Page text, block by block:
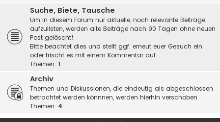
Suche, Biete, Tausche
Um in diesem Forum nur aktuelle, noch relevante Beiträge
aufzulisten, werden alte Beiträge nach 90 Tagen ohne neuen
Post gelöscht!
Bitte beachtet dies und stellt ggf. erneut euer Gesuch ein
oder frischt es mit einem Kommentar auf.
Themen: 1
Archiv
Themen und Diskussionen, die eindeutig als abgeschlossen
betrachtet werden könnnen, werden hierhin verschoben.
Themen: 4